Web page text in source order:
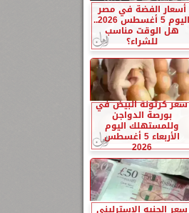
أسعار الفضة في مصر
اليوم 5 أغسطس 2026..
هل الوقت مناسب
للشراء؟
سعر كرتونة البيض في
بورصة الدواجن
وللمستهلك اليوم
الأربعاء 5 أغسطس
2026
سعر الجنيه الإسترليني